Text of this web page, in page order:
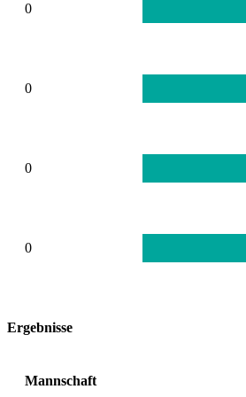
0
0
0
0
Ergebnisse
Mannschaft